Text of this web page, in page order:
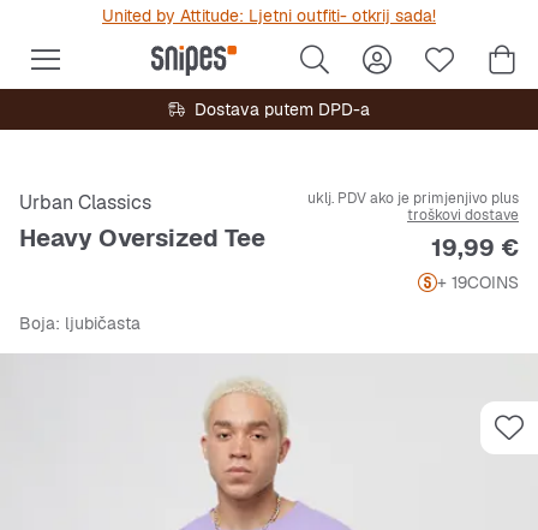
United by Attitude: Ljetni outfiti- otkrij sada!
Dostava putem DPD-a
Urban Classics
Heavy Oversized Tee
uklj. PDV ako je primjenjivo plus
troškovi dostave
Cijena
19,99 €
+ 19COINS
Boja: ljubičasta